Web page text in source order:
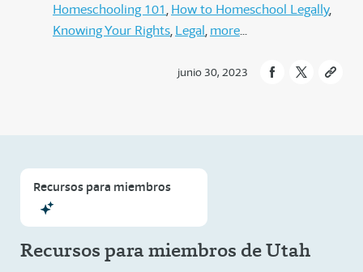
Homeschooling 101 How to Homeschool Legally
Knowing Your Rights Legal more
junio 30, 2023
Recursos para miembros
Recursos para miembros de Utah